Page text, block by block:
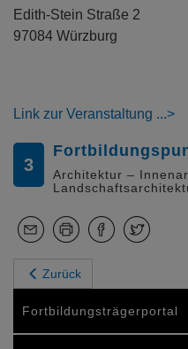
Edith-Stein Straße 2
97084 Würzburg
Link zur Veranstaltung
3
Architektur –
Zurück
Fortbildungsträgerportal